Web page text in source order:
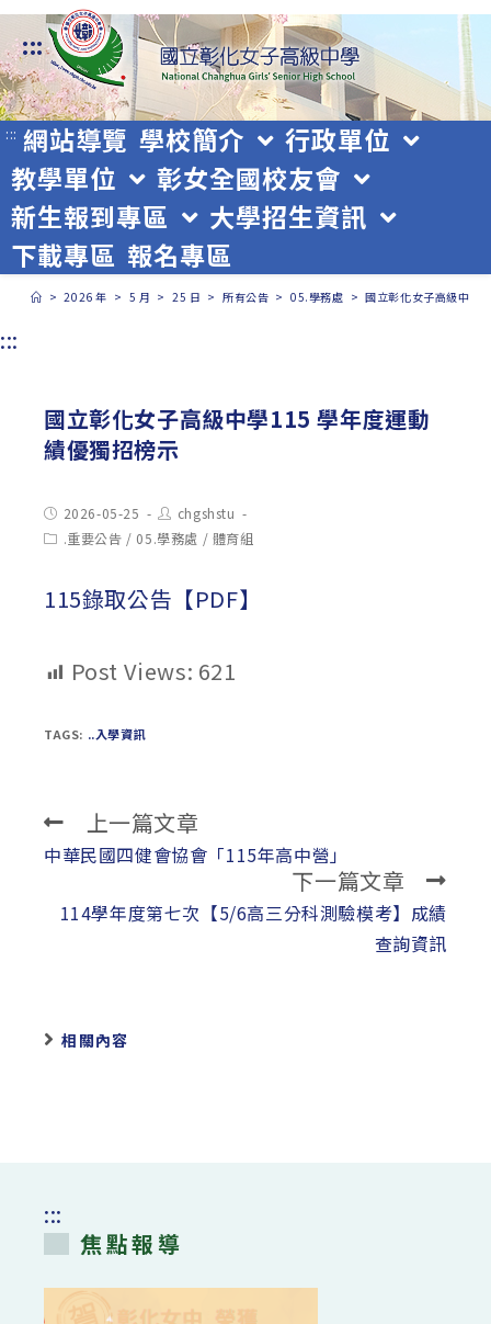
跳
轉
至
主
要
內
容
:::
::: 網站導覽 學校簡介
行政單位
教學單位
彰女全國校友會
新生報到專區
大學招生資訊
下載專區 報名專區
> 2026 年 > 5 月 > 25 日 > 所有公告 > 05.學務處 > 國立彰化女子高級中學
:::
國立彰化女子高級中學115 學年度運動
績優獨招榜示
Post
published:
2026-05-25
Post
author:
chgshstu
Post.重要公告 / 05.學務處 / 體育組
115錄取公告【PDF】
Post Views: 621
TAGS: ..入學資訊
Read
more
上一篇文章
中華民國四健會協會「115年高中營」
下一篇文章
114學年度第七次【5/6高三分科測驗模考】成績
查詢資訊
相關內容
:::
焦點報導